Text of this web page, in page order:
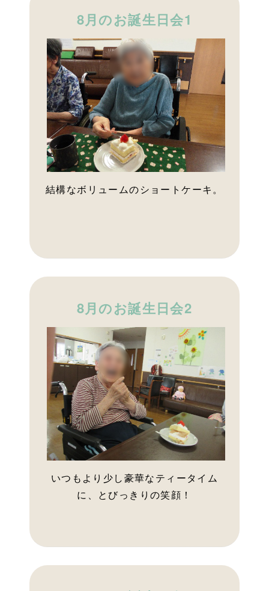
8月のお誕生日会1
結構なボリュームのショートケーキ。
8月のお誕生日会2
いつもより少し豪華なティータイム
に、とびっきりの笑顔！